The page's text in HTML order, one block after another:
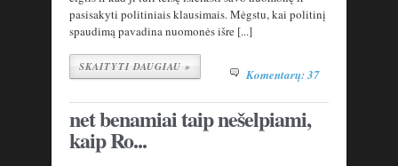
pasisakyti politiniais klausimais. Mėgstu, kai politinį
spaudimą pavadina nuomonės išre [...]
SKAITYTI DAUGIAU » Komentarų: 37
net benamiai taip nešelpiami,
kaip Ro...